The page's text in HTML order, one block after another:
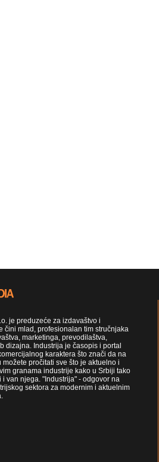
je preduzeće za izdavaštvo i
čini mlad, profesionalan tim stručnjaka
marketinga, prevodilaštva,
dizajna. Industrija je časopis i portal
karaktera što znači da na
možete pročitati sve što je aktuelno i
granama industrije kako u Srbiji tako
i van njega. "Industrija" - odgovor na
sektora za modernim i aktuelnim